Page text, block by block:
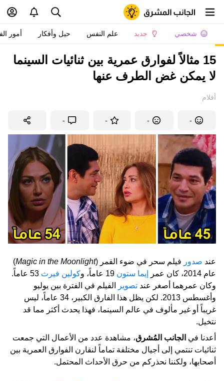
شخصي جديد علم النفس حيل وأفكار أمور
15 مثالاً لفوارق عمرية بين ثنائيات السينما
لا يمكن غض الطرف عنها
أفلام
-
-
-
-
عند صدور فيلم سحر في ضوء القمر (Magic in the Moonlight
)
عام 2014، كان عمر
إيما ستون كولين فيرث
53 عاماً.
وكان عمرهما أصغر عند تصوير
الفيلم في الفترة بين يوليو
وأغسطس 2013. لكن يظل هذا الفارق الكبير، 34 عاماً، ليس
غريباً أو غير مألوف في عالم السينما، فهذا يحدث أكثر مما قد
نتخيل.
أعدنا في الجانب المُشرق، مشاهدة عدد من الأعمال التي جمعت
ثنائيات تنتمي إلى أجيال مختلفة تماماً لنقارن الفوارق العمرية بين
أصحابها، ولكننا نحذركم من حرق الأحداث المحتمل.